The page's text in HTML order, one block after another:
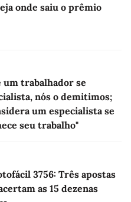
onde saiu o prêmio
um trabalhador se
nós o demitimos;
um especialista se
seu trabalho"
3756: Três apostas
as 15 dezenas